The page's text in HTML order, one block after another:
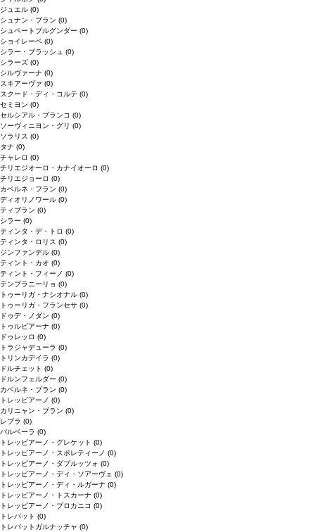
ジュエル (0)
シュナン・ブラン (0)
シュペートブルグンダー (0)
ショイレーベ (0)
シラー・ブラッシュ (0)
シラーズ (0)
シルヴァーナ (0)
スキアーヴァ (0)
スクード・ディ・コルテ (0)
セミヨン (0)
セルシアル・ブランコ (0)
ソーヴィニヨン・グリ (0)
ソラリス (0)
タナ (0)
チャレロ (0)
チリエジオーロ・カナイオーロ (0)
チリエジョーロ (0)
カベルネ・フラン (0)
ディオリノワール (0)
ティブラン (0)
シラー (0)
ティンタ・デ・トロ (0)
ティンタ・ロリス (0)
ジンファンデル (0)
ティント・カオ (0)
ティント・フィーノ (0)
テンプラニーリョ (0)
トゥーリガ・ナシオナル (0)
トゥーリガ・フランセサ (0)
ドゥデ・ノダン (0)
トゥルビアーナ (0)
ドゥレッロ (0)
トラジャデューラ (0)
トリンカデイラ (0)
ドルチェット (0)
ドルンフェルダー (0)
カベルネ・ブラン (0)
トレッビアーノ (0)
カリニャン・ブラン (0)
レブラ (0)
バルベーラ (0)
トレッビアーノ・グレケット (0)
トレッビアーノ・スポレティーノ (0)
トレッビアーノ・ダブルッツォ (0)
トレッビアーノ・ディ・ソアーヴェ (0)
トレッビアーノ・ディ・ルガーナ (0)
トレッビアーノ・トスカーナ (0)
トレッビアーノ・プロカニコ (0)
トレパット (0)
トレパットガルナッチャ (0)